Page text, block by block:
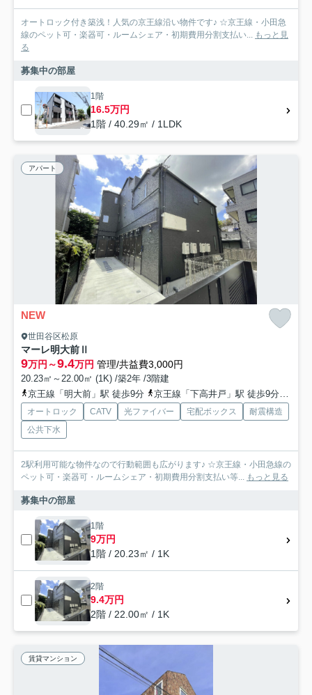
オートロック付き築浅！人気の京王線沿い物件です♪ ☆京王線・小田急
線のペット可・楽器可・ルームシェア・初期費用分割支払い...
もっと見
る
募集中の部屋
1階
16.5万円
1階 / 40.29㎡ / 1LDK
アパート
NEW
世田谷区松原
マーレ明大前Ⅱ
9万円～9.4万円 管理/共益費3,000円
20.23㎡～22.00㎡ (1K) /築2年 /3階建
京王線「明大前」駅 徒歩9分
京王線「下高井戸」駅 徒歩9分
オートロック CATV 光ファイバー 宅配ボックス
耐震構造
公共下水
2駅利用可能な物件なので行動範囲も広がります♪ ☆京王線・小田急線の
ペット可・楽器可・ルームシェア・初期費用分割支払い等...
もっと見る
募集中の部屋
1階
9万円
1階 / 20.23㎡ / 1K
2階
9.4万円
2階 / 22.00㎡ / 1K
賃貸マンション